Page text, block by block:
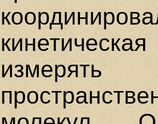
измерять